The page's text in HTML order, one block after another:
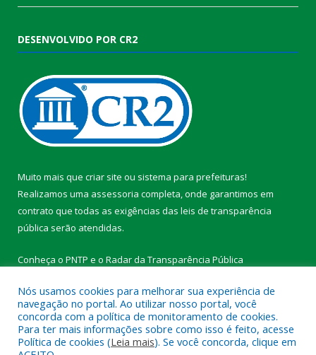
DESENVOLVIDO POR CR2
Muito mais que criar site ou sistema para prefeituras!
Realizamos uma assessoria completa, onde garantimos em
contrato que todas as exigências das leis de transparência
pública serão atendidas.
Conheça o PNTP e o Radar da Transparência Pública
Todos os direitos reservados a Prefeitura Municipal de
Medicilândia.
Nós usamos cookies para melhorar sua experiência de
navegação no portal. Ao utilizar nosso portal, você
concorda com a política de monitoramento de cookies.
Para ter mais informações sobre como isso é feito, acesse
Política de cookies (Leia mais). Se você concorda, clique em